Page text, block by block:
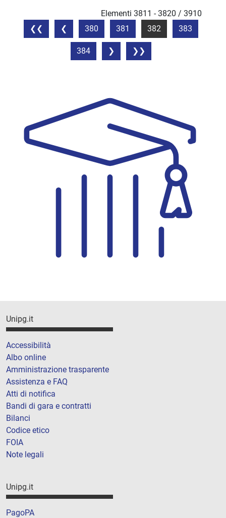
Elementi 3811 - 3820 / 3910
380
381 382 383
384
Unipg.it
Accessibilità
Albo online
Amministrazione trasparente
Assistenza e FAQ
Atti di notifica
Bandi di gara e contratti
Bilanci
Codice etico
FOIA
Note legali
Unipg.it
PagoPA